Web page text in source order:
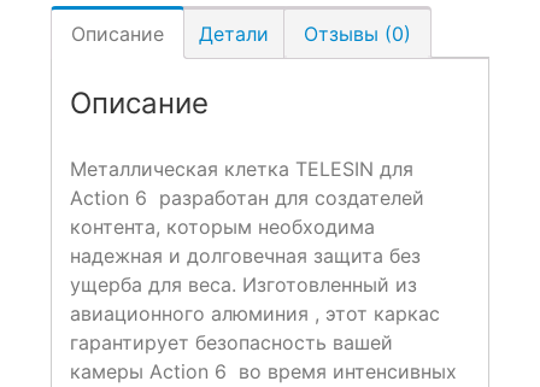
Описание Детали Отзывы (0)
Описание
Металлическая клетка TELESIN для
Action 6 разработан для создателей
контента, которым необходима
надежная и долговечная защита без
ущерба для веса. Изготовленный из
авиационного алюминия , этот каркас
гарантирует безопасность вашей
камеры Action 6 во время интенсивных